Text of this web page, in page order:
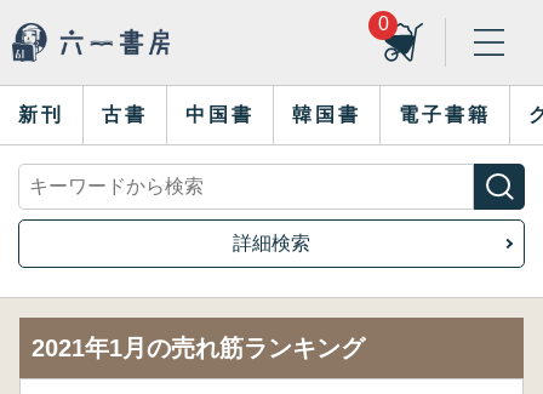
0
新刊 古書 中国書 韓国書 電子書籍
詳細検索
2021年1月の売れ筋ランキング